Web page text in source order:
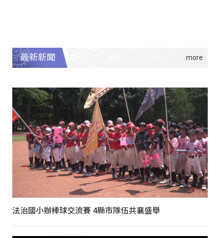
最新新聞
法治國小辦棒球交流賽 4縣市隊伍共襄盛舉